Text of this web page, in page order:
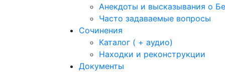
Анекдоты и высказывания о
Часто задаваемые вопросы
Сочинения
Каталог ( + аудио)
Находки и реконструкции
Документы